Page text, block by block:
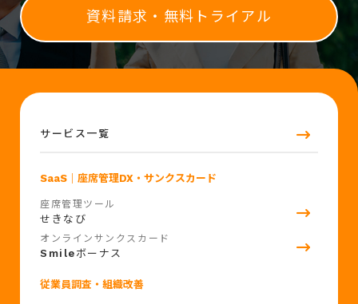
資料請求・無料トライアル
サービス一覧
SaaS ｜座席管理DX・サンクスカード
座席管理ツール
せきなび
オンラインサンクスカード
Smile ボーナス
従業員調査・組織改善